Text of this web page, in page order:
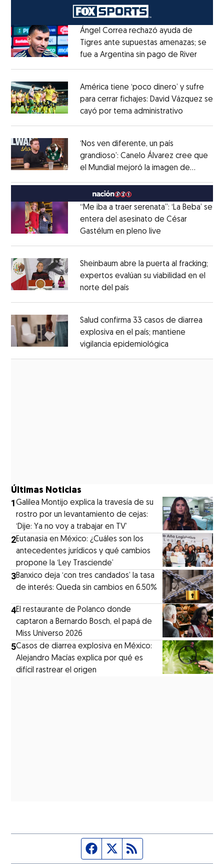
Ángel Correa rechazó ayuda de
Tigres ante supuestas amenazas; se
fue a Argentina sin pago de RiverOpens
América tiene ‘poco dinero’ y sufre
para cerrar fichajes: David Vázquez se
cayó por tema administrativo
‘Nos ven diferente, un país
grandioso’: Canelo Álvarez cree que
el Mundial mejoró la imagen de
MéxicoOpens in new window
“Me iba a traer serenata”: ‘La Beba’ se
entera del asesinato de César
Gastélum en pleno live
Sheinbaum abre la puerta al fracking;
expertos evalúan su viabilidad en el
norte del país
Salud confirma 33 casos de diarrea
explosiva en el país; mantiene
vigilancia epidemiológica
Últimas Noticias
1Galilea Montijo explica la travesía de su
rostro por un levantamiento de cejas:
‘Dije: Ya no voy a trabajar en TV’
2Eutanasia en México: ¿Cuáles son los
antecedentes jurídicos y qué cambios
propone la ‘Ley Trasciende’
3Banxico deja ‘con tres candados’ la tasa
de interés: Queda sin cambios en 6.50%
4El restaurante de Polanco donde
captaron a Bernardo Bosch, el papá de
Miss Universo 2026
5Casos de diarrea explosiva en México:
Alejandro Macías explica por qué es
difícil rastrear el origen
Página de Facebook
Fuente Twitter